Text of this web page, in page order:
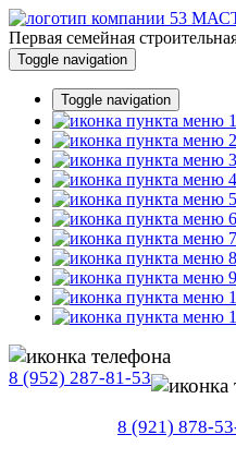
Первая семейная
Toggle navigation
Toggle navigation
8 (952) 287-81-53
8 (921) 878-